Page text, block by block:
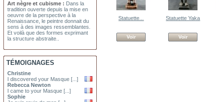
Art nègre et cubisme : Dans la
tradition ouverte depuis la mise en
oeuvre de la perspective à la
Renaissance, le peintre donnait du
sens à des images ressemblantes.
Et voilà que des formes exprimant
la structure abstraite..
TÉMOIGNAGES
Christine
I discovered your Masque [...]
Rebecca Newton
I came to your Masque [...]
Sophie
Statuette...
Voir
Statuette Yaka
Voir